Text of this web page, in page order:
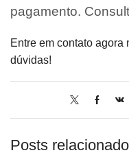
pagamento.
Entre em contato agora
dúvidas!
Posts